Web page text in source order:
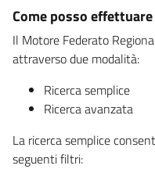
Come posso
Il Motore Federato
attraverso due modalità:
Ricerca semplice
Ricerca avanzata
La ricerca semplice
seguenti filtri: